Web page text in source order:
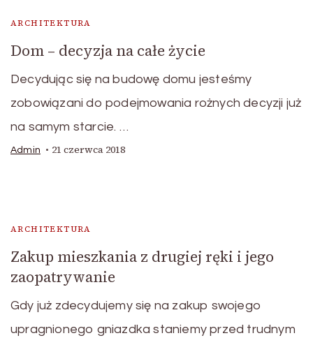
ARCHITEKTURA
Dom – decyzja na całe życie
Decydując się na budowę domu jesteśmy
zobowiązani do podejmowania rożnych decyzji już
na samym starcie. …
Admin 21 czerwca 2018
ARCHITEKTURA
Zakup mieszkania z drugiej ręki i jego
zaopatrywanie
Gdy już zdecydujemy się na zakup swojego
upragnionego gniazdka staniemy przed trudnym